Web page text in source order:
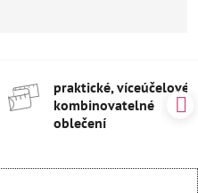
praktické, víceúčelové
kombinovatelné
oblečení